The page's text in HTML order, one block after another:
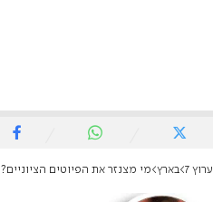
ערוץ 7 בארץ מי מצנזר את הפיוטים הציוניים?